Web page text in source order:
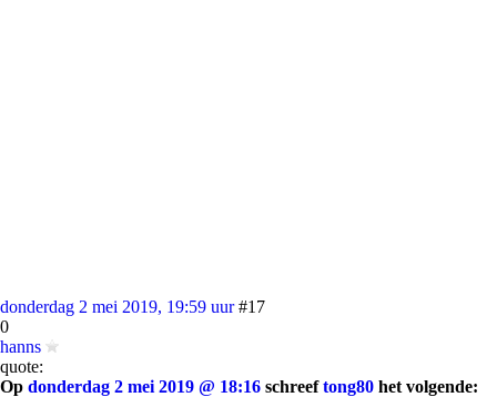
donderdag 2 mei 2019, 19:59 uur #17
0
hanns
quote:
Op donderdag 2 mei 2019 @ 18:16 schreeftong80 het volgende: